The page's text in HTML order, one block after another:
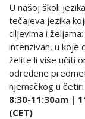
U našoj školi
tečajeva jezika
ciljevima i
intenzivan, u koje
želite li više učiti
određene
njemačkog u
8:30-11:30am |
(CET)